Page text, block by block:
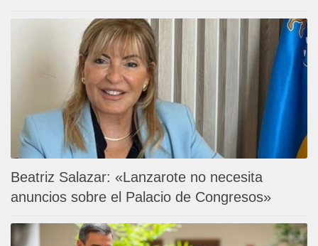
Beatriz Salazar: «Lanzarote no necesita
anuncios sobre el Palacio de Congresos»